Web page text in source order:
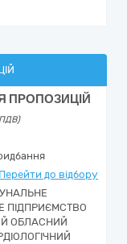
ПРОПОЗИЦІЙ
Перейти до відбору
ПІДПРИЄМСТВО
ОБЛАСНИЙ